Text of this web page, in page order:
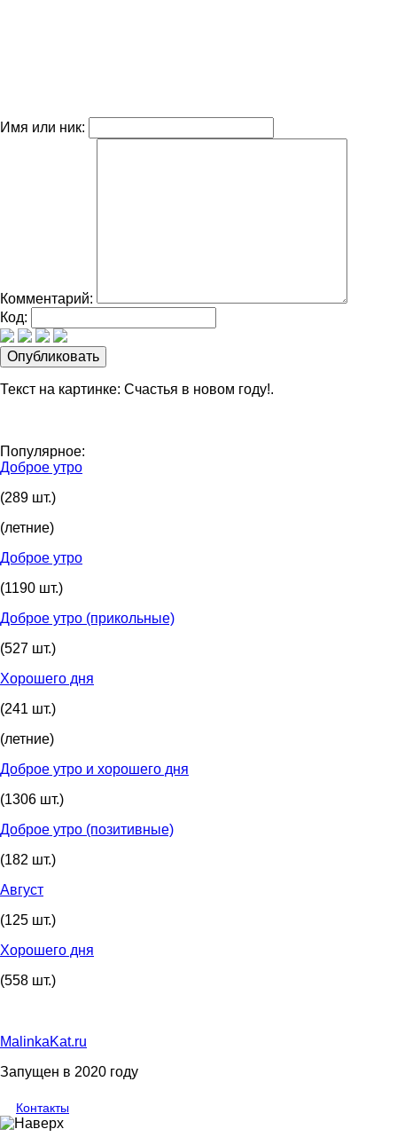
Имя или ник:
Комментарий:
Код:
Текст на картинке: Счастья в новом году!.
Популярное:
Доброе утро
(289 шт.)
(летние)
Доброе утро
(1190 шт.)
Доброе утро (прикольные)
(527 шт.)
Хорошего дня
(241 шт.)
(летние)
Доброе утро и хорошего дня
(1306 шт.)
Доброе утро (позитивные)
(182 шт.)
Август
(125 шт.)
Хорошего дня
(558 шт.)
MalinkaKat.ru
Запущен в 2020 году
Контакты